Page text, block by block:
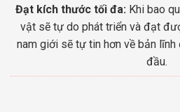
Đạt kích thước tối đa: Khi bao
vật sẽ tự do phát triển và đạt
nam giới sẽ tự tin hơn về bản
đầu.